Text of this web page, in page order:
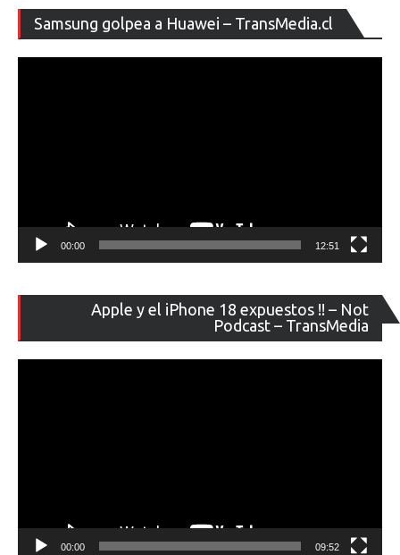
entradas
Samsung golpea a Huawei – TransMedia.cl
de
00:00 12:51
Apple y el iPhone 18 expuestos !! – Not
Podcast – TransMedia
de
00:00 09:52